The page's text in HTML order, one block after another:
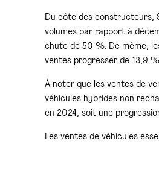
Du côté des constructeurs,
volumes par rapport à
chute de 50 %. De même,
ventes progresser de 13,9
À noter que les ventes de
véhicules hybrides non
en 2024, soit une
Les ventes de véhicules